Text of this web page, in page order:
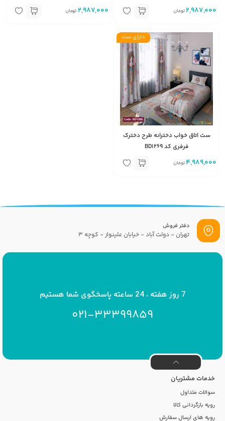
2,987,000 تومان 2,987,000 تومان
دارای ست
ست اتاق خواب دخترانه طرح دخترک
فرفری کد BD1269
4,989,000 تومان
دفتر فروش
تهران - دولت آباد - خیابان علینواز - کوچه 3
7 روز هفته ، 24 ساعته پاسخگوی شما هستیم
021-33399859
خدمات مشتریان
سوالات متداول
رویه بازگردانی کالا
رویه های ارسال سفارش